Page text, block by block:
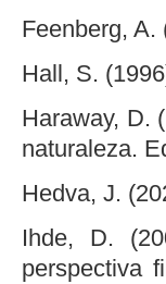
Feenberg, A.
Hall, S.
Haraway, D.
naturaleza.
Hedva, J.
Ihde, D.
perspectiva